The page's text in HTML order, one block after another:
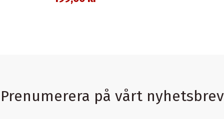
Prenumerera på vårt nyhetsbrev